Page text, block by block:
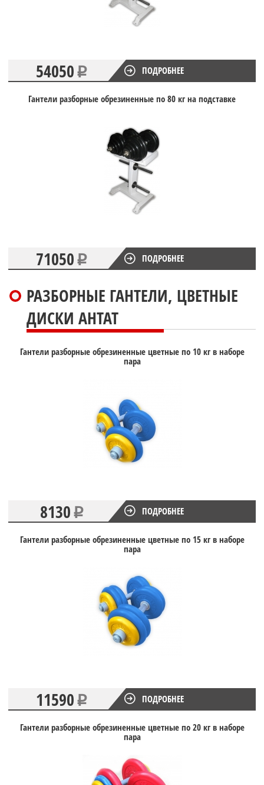
54050 ПОДРОБНЕЕ
Гантели разборные обрезиненные по 80 кг на подставке
71050 ПОДРОБНЕЕ
РАЗБОРНЫЕ ГАНТЕЛИ, ЦВЕТНЫЕ
ДИСКИ АНТАТ
Гантели разборные обрезиненные цветные по 10 кг в наборе
пара
8130 ПОДРОБНЕЕ
Гантели разборные обрезиненные цветные по 15 кг в наборе
пара
11590 ПОДРОБНЕЕ
Гантели разборные обрезиненные цветные по 20 кг в наборе
пара